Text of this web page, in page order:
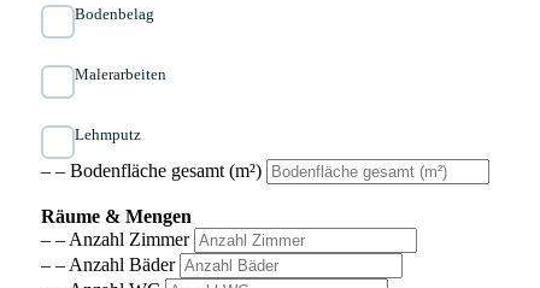
Bodenbelag
Malerarbeiten
Lehmputz
– – Bodenfläche gesamt (m²)
Räume & Mengen
– – Anzahl Zimmer
– – Anzahl Bäder